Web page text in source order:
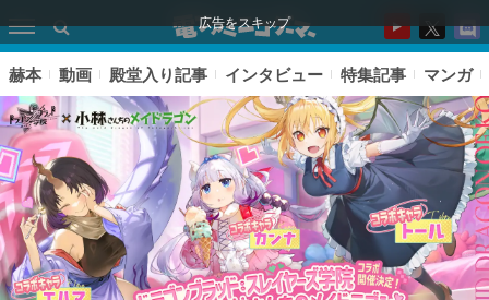
広告をスキップ
赫本 動画 殿堂入り記事 インタビュー 特集記事 マンガ